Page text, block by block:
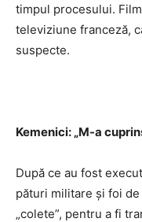
timpul procesului.
televiziune franceză,
suspecte.
Kemenici: „M-a
După ce au fost
pături militare şi foi
„colete”, pentru a fi